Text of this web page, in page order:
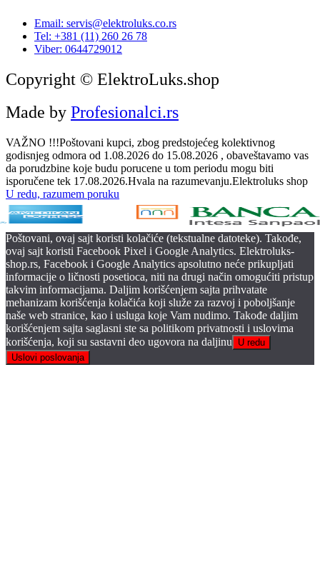
Email: servis@elektroluks.co.rs
Tel: +381 (11) 260 26 78
Viber: 0644729012
Copyright © ElektroLuks.shop
Made by Profesionalci.rs
VAŽNO !!!Poštovani kupci, zbog predstojećeg kolektivnog
godisnjeg odmora od 1.08.2026 do 15.08.2026 , obaveštavamo vas
da porudzbine koje budu porucene u tom periodu mogu biti
isporučene tek 17.08.2026.Hvala na razumevanju.Elektroluks shop
U redu, razumem poruku
Poštovani, ovaj sajt koristi kolačiće (tekstualne datoteke). Takođe,
ovaj sajt koristi Facebook Pixel i Google Analytics. Elektroluks-
shop.rs, Facebook i Google Analytics apsolutno neće prikupljati
informacije o ličnosti posetioca, niti na drugi način omogućiti pristup
takvim informacijama. Daljim korišćenjem sajta prihvatate
mehanizam korišćenja kolačića koji služe za razvoj i poboljšanje
naše web stranice, kao i usluga koje Vam nudimo. Takođe daljim
korišćenjem sajta saglasni ste sa politikom privatnosti i uslovima
korišćenja, koji su sastavni deo ugovora na daljinu
U redu
Uslovi poslovanja